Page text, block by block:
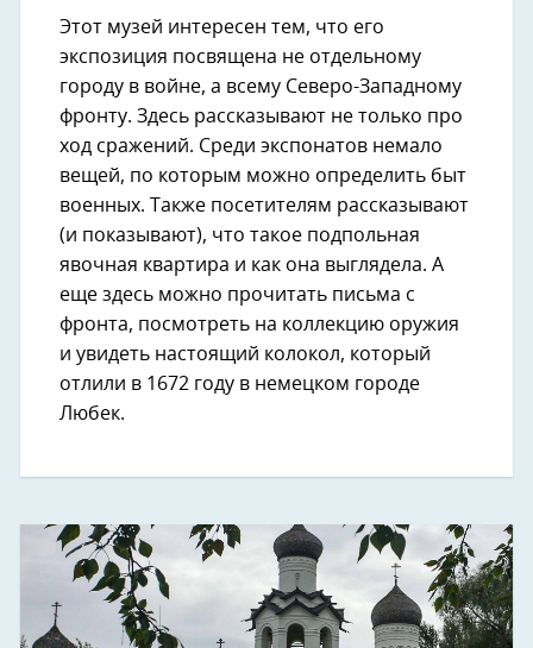
Этот музей интересен тем, что его
экспозиция посвящена не отдельному
городу в войне, а всему Северо-Западному
фронту. Здесь рассказывают не только про
ход сражений. Среди экспонатов немало
вещей, по которым можно определить быт
военных. Также посетителям рассказывают
(и показывают), что такое подпольная
явочная квартира и как она выглядела. А
еще здесь можно прочитать письма с
фронта, посмотреть на коллекцию оружия
и увидеть настоящий колокол, который
отлили в 1672 году в немецком городе
Любек.